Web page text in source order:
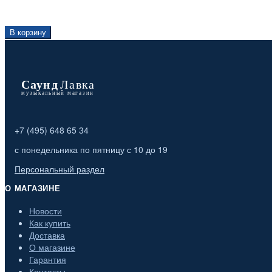
В корзину
+7 (495) 648 65 34
с понедельника по пятницу с 10 до 19
Персональный раздел
О МАГАЗИНЕ
Новости
Как купить
Доставка
О магазине
Гарантия